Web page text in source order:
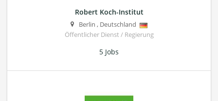
Robert Koch-Institut
Berlin , Deutschland
Öffentlicher Dienst / Regierung
5 Jobs